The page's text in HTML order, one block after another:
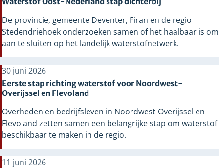
De provincie, gemeente Deventer, Firan en de regio
Stedendriehoek onderzoeken samen of het haalbaar is om
aan te sluiten op het landelijk waterstofnetwerk.
Eerste stap richting waterstof voor Noordwest-
Overijssel en Flevoland
30 juni 2026
Overheden en bedrijfsleven in Noordwest-Overijssel en
Flevoland zetten samen een belangrijke stap om waterstof
beschikbaar te maken in de regio.
11 juni 2026